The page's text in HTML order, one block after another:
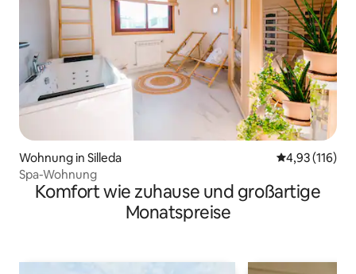
Wohnung in Silleda
4,93 (116)
Spa-Wohnung
Komfort wie zuhause und großartige
Monatspreise